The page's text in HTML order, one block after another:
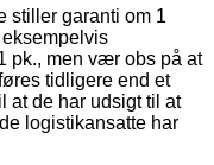
stiller garanti om 1
pk., men vær obs på at
tidligere end et
at de har udsigt til at
logistikansatte har